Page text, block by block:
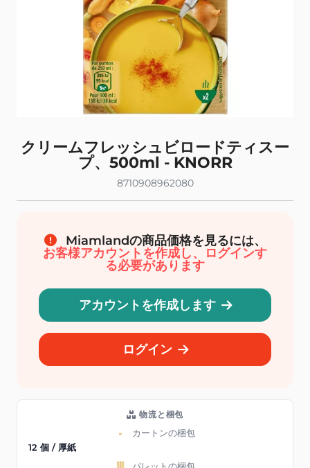
クリームフレッシュビロードティスー
プ、500ml - KNORR
8710908962080
Miamlandの商品価格を見るには、
お客様アカウントを作成し、ログインす
る必要があります
アカウントを作成します
ログイン
物流と梱包
カートンの梱包
12 個 / 厚紙